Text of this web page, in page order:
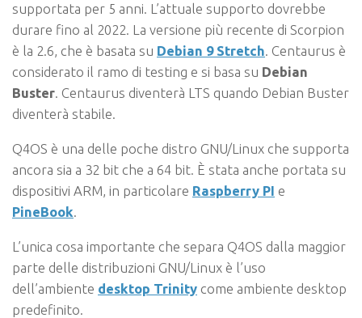
supportata per 5 anni. L’attuale supporto dovrebbe
durare fino al 2022. La versione più recente di Scorpion
è la 2.6, che è basata su Debian 9 Stretch. Centaurus è
considerato il ramo di testing e si basa su Debian
Buster. Centaurus diventerà LTS quando Debian Buster
diventerà stabile.
Q4OS è una delle poche distro GNU/Linux che supporta
ancora sia a 32 bit che a 64 bit. È stata anche portata su
dispositivi ARM, in particolare Raspberry PI e
PineBook.
L’unica cosa importante che separa Q4OS dalla maggior
parte delle distribuzioni GNU/Linux è l’uso
dell’ambiente desktop Trinity come ambiente desktop
predefinito.